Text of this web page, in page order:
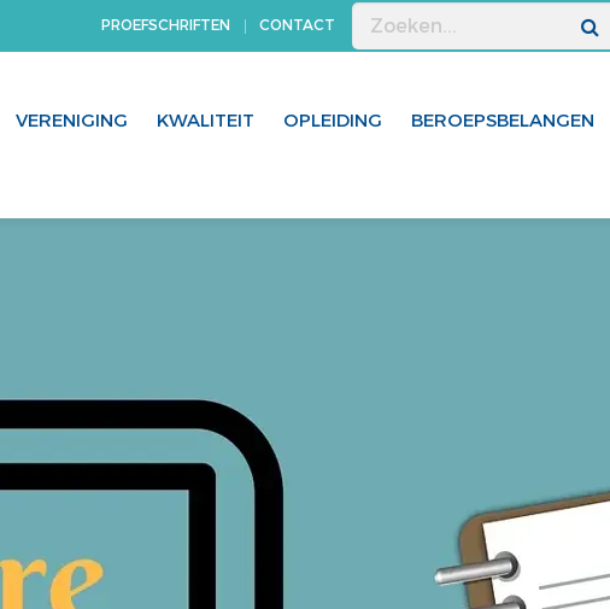
PROEFSCHRIFTEN CONTACT
VERENIGING KWALITEIT OPLEIDING BEROEPSBELANGEN